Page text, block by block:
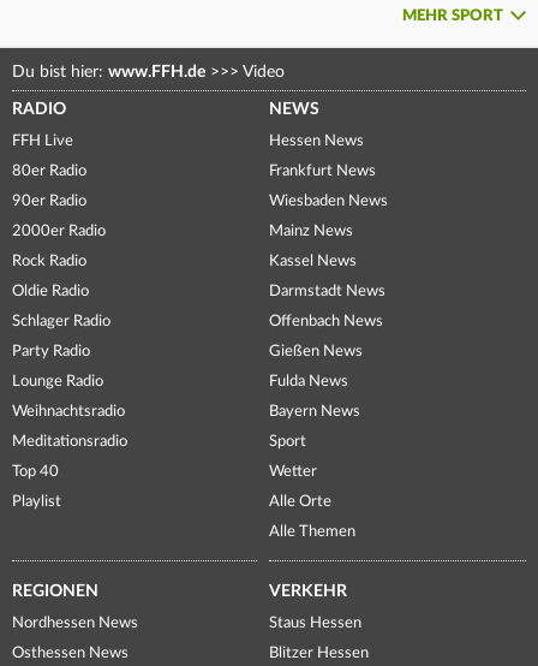
MEHR SPORT
Du bist hier: www.FFH.de >>> Video
RADIO
FFH Live
80er Radio
90er Radio
2000er Radio
Rock Radio
Oldie Radio
Schlager Radio
Party Radio
Lounge Radio
Weihnachtsradio
Meditationsradio
Top 40
Playlist
NEWS
Hessen News
Frankfurt News
Wiesbaden News
Mainz News
Kassel News
Darmstadt News
Offenbach News
Gießen News
Fulda News
Bayern News
Sport
Wetter
Alle Orte
Alle Themen
REGIONEN
Nordhessen News
Osthessen News
VERKEHR
Staus Hessen
Blitzer Hessen